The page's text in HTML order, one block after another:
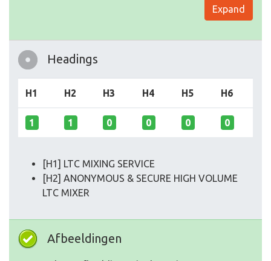
Expand
Headings
H1 H2 H3 H4 H5 H6
1 1 0 0 0 0
[H1] LTC MIXING SERVICE
[H2] ANONYMOUS & SECURE HIGH VOLUME
LTC MIXER
Afbeeldingen